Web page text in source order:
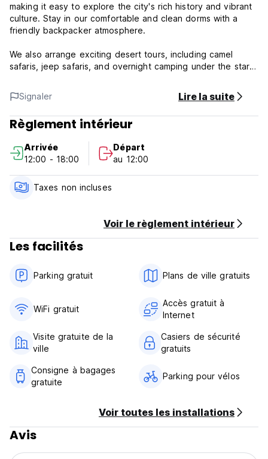
making it easy to explore the city's rich history and vibrant
culture. Stay in our comfortable and clean dorms with a
friendly backpacker atmosphere.
We also arrange exciting desert tours, including camel
safaris, jeep safaris, and overnight camping under the stars.
experience the magic of the Thar Desert, we are here to
make your stay memorable.
Signaler Lire la suite
Règlement intérieur
Arrivée
12:00 - 18:00
Départ
au 12:00
Taxes non incluses
Voir le règlement intérieur
Les facilités
Parking gratuit Plans de ville gratuits
WiFi gratuit
Accès gratuit à
Internet
Visite gratuite de la
ville
Casiers de sécurité
gratuits
Consigne à bagages
gratuite
Parking pour vélos
Voir toutes les installations
Avis